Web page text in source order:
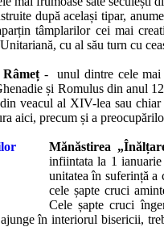
după același tipar,
tâmplarilor cei mai
cu al său turn cu
- unul dintre cele mai
și Romulus din anul
din veacul al XIV-lea sau
aici, precum și a
Mănăstirea
infiintata la 1
unitatea în suferință a
cele șapte cruci
Cele șapte cruci
în interiorul bisericii,